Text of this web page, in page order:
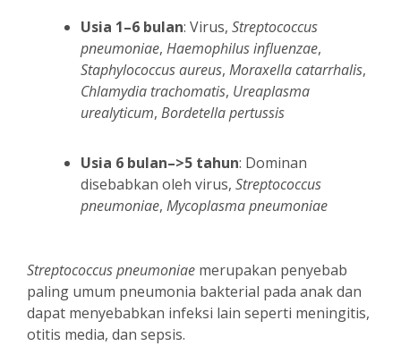
Usia 1–6 bulan: Virus, Streptococcus
pneumoniae, Haemophilus influenzae,
Staphylococcus aureus, Moraxella catarrhalis,
Chlamydia trachomatis, Ureaplasma
urealyticum, Bordetella pertussis
Usia 6 bulan–>5 tahun: Dominan
disebabkan oleh virus, Streptococcus
pneumoniae, Mycoplasma pneumoniae
Streptococcus pneumoniae merupakan penyebab
paling umum pneumonia bakterial pada anak dan
dapat menyebabkan infeksi lain seperti meningitis,
otitis media, dan sepsis.